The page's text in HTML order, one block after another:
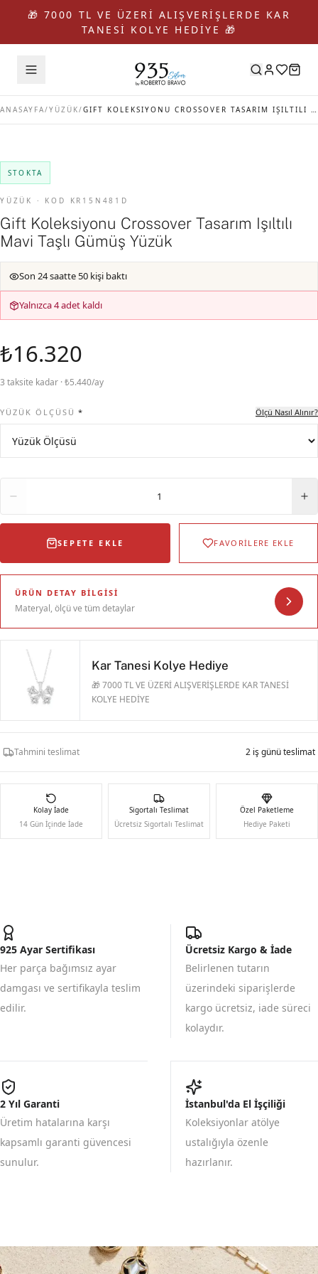
🎁 7000 TL VE ÜZERİ ALIŞVERİŞLERDE KAR
TANESİ KOLYE HEDİYE 🎁
ANASAYFA/YÜZÜK/ GIFT KOLEKSIYONU CROSSOVER TASARIM IŞILTILI MAVI TAŞLI GÜMÜŞ YÜZÜK
STOKTA
YÜZÜK · KOD KR15N481D
Gift Koleksiyonu Crossover Tasarım Işıltılı
Mavi Taşlı Gümüş Yüzük
Son 24 saatte 50 kişi baktı
Yalnızca 4 adet kaldı
₺16.320
3 taksite kadar · ₺5.440/ay
YÜZÜK ÖLÇÜSÜ * Ölçü Nasıl Alınır?
1
SEPETE EKLE FAVORİLERE EKLE
ÜRÜN DETAY BILGISI
Materyal, ölçü ve tüm detaylar
Kar Tanesi Kolye Hediye
🎁 7000 TL VE ÜZERİ ALIŞVERİŞLERDE KAR TANESİ
KOLYE HEDİYE
Tahmini teslimat 2 iş günü teslimat
Kolay İade
14 Gün İçinde İade
Sigortalı Teslimat
Ücretsiz Sigortalı Teslimat
Özel Paketleme
Hediye Paketi
925 Ayar Sertifikası
Her parça bağımsız ayar
damgası ve sertifikayla teslim
edilir.
Ücretsiz Kargo & İade
Belirlenen tutarın
üzerindeki siparişlerde
kargo ücretsiz, iade süreci
kolaydır.
2 Yıl Garanti
Üretim hatalarına karşı
kapsamlı garanti güvencesi
sunulur.
İstanbul'da El İşçiliği
Koleksiyonlar atölye
ustalığıyla özenle
hazırlanır.